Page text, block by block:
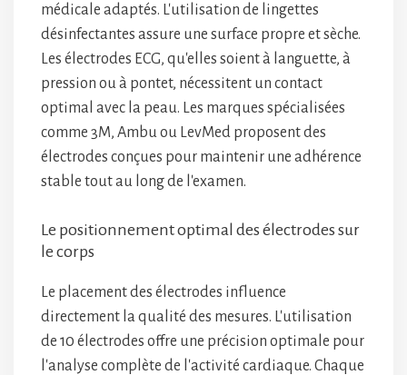
médicale adaptés. L'utilisation de lingettes
désinfectantes assure une surface propre et sèche.
Les électrodes ECG, qu'elles soient à languette, à
pression ou à pontet, nécessitent un contact
optimal avec la peau. Les marques spécialisées
comme 3M, Ambu ou LevMed proposent des
électrodes conçues pour maintenir une adhérence
stable tout au long de l'examen.
Le positionnement optimal des électrodes sur
le corps
Le placement des électrodes influence
directement la qualité des mesures. L'utilisation
de 10 électrodes offre une précision optimale pour
l'analyse complète de l'activité cardiaque. Chaque